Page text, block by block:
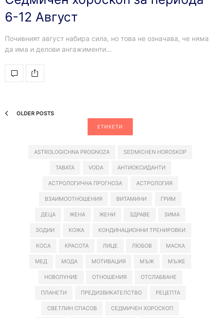
6-12 Август
Почивният август набира сила, но това не означава, че няма
да има и делови ангажименти…
OLDER POSTS
ЕТИКЕТИ
ASTROLOGICHNA PROGNOZA SEDMICHEN HOROSKOP
TABATA VODA АНТИОКСИДАНТИ
АСТРОЛОГИЧНА ПРОГНОЗА АСТРОЛОГИЯ
ВЗАИМООТНОШЕНИЯ ВИТАМИНИ ГРИМ
ДЕЦА ЖЕНА ЖЕНИ ЗДРАВЕ ЗИМА
ЗОДИИ КОЖА КОНДИНАЦИОННИ ТРЕНИРОВКИ
КОСА КРАСОТА ЛИЦЕ ЛЮБОВ МАСКА
МЕД МОДА МОТИВАЦИЯ МЪЖ МЪЖЕ
НОВОЛУНИЕ ОТНОШЕНИЯ ОТСЛАБВАНЕ
ПЛАНЕТИ ПРЕДИЗВИКАТЕЛСТВО РЕЦЕПТА
СВЕТЛИН СПАСОВ СЕДМИЧЕН ХОРОСКОП